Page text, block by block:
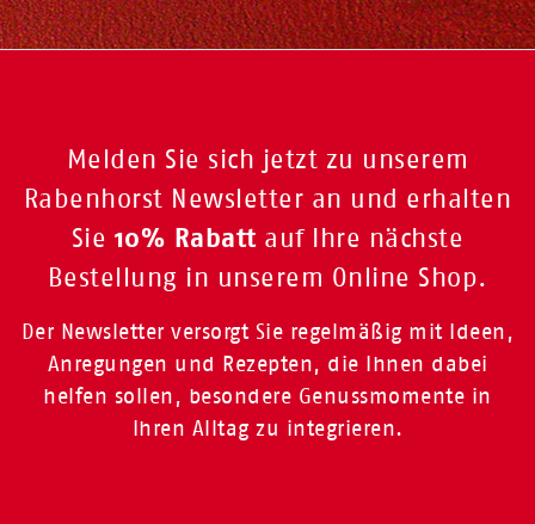
Melden Sie sich jetzt zu unserem
Rabenhorst Newsletter an und erhalten
Sie 10% Rabattauf Ihre nächste
Bestellung in unserem Online Shop.
Der Newsletter versorgt Sie regelmäßig mit Ideen,
Anregungen und Rezepten, die Ihnen dabei
helfen sollen, besondere Genussmomente in
Ihren Alltag zu integrieren.